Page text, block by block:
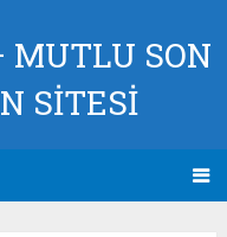
SON
SİTESİ